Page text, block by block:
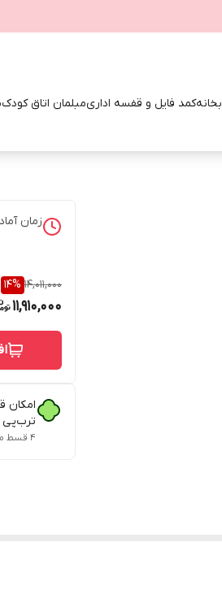
کمد فایل و قفسه اداریمبلمان اتاق کودک
زمان
14,011,000
14%
11,910,000
امکان
ترب‌پی
۴ قسط ماهانه. بدون سود، چک و ضامن.